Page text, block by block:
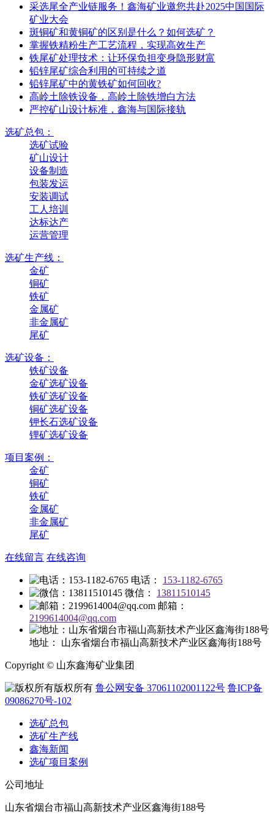
采选尾全产业链服务！鑫海矿业邀您共赴2025中国国际
矿业大会
斑铜矿和黄铜矿的区别是什么？如何选矿？
掌握铁精粉生产工艺流程，实现高效生产
铁尾矿处理技术：让环保负担变身隐形财富
铅锌尾矿综合利用的可持续之道
铅锌尾矿中的黄铁矿如何回收?
高岭土除铁设备，高岭土除铁增白方法
严控矿山设计标准，鑫海与国际接轨
选矿总包：
选矿试验
矿山设计
设备制造
包装发运
安装调试
工人培训
达标达产
运营管理
选矿生产线：
金矿
铜矿
铁矿
金属矿
非金属矿
尾矿
选矿设备：
铁矿设备
金矿选矿设备
铁矿选矿设备
铜矿选矿设备
钾长石选矿设备
锂矿选矿设备
项目案例：
金矿
铜矿
铁矿
金属矿
非金属矿
尾矿
在线留言 在线咨询
电话：
153-1182-6765
微信：
13811510145
邮箱：
2199614004@qq.com
地址： 山东省烟台市福山高新技术产业区鑫海街188号
Copyright © 山东鑫海矿业集团
版权所有 鲁公网安备 37061102001122号 鲁ICP备
09086270号-102
选矿总包
选矿生产线
鑫海新闻
选矿项目案例
公司地址
山东省烟台市福山高新技术产业区鑫海街188号